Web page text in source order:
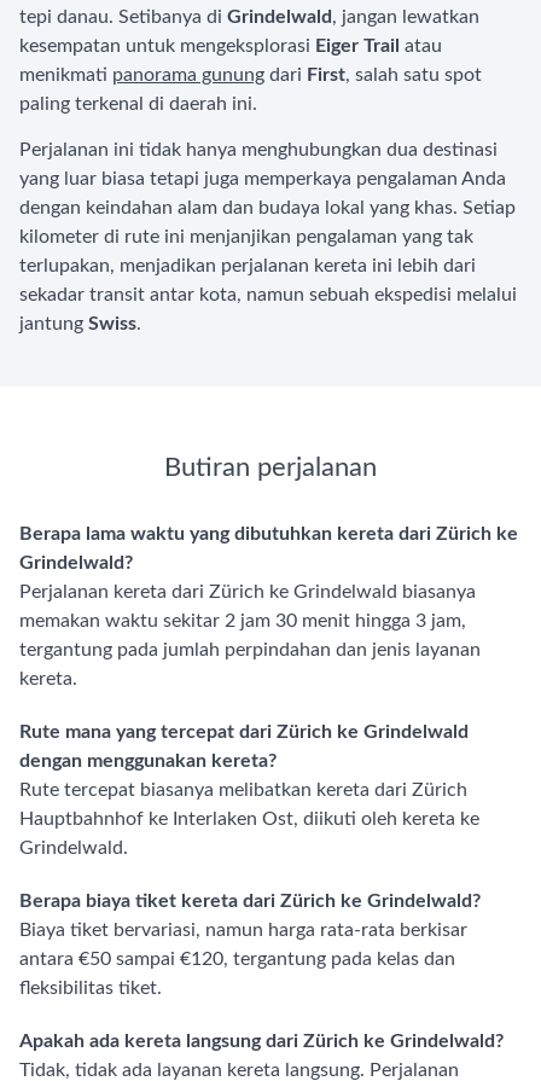
tepi danau. Setibanya di Grindelwald , jangan lewatkan
kesempatan untuk mengeksplorasi Eiger Trail atau
menikmati panorama gunung dari First, salah satu spot
paling terkenal di daerah ini.
Perjalanan ini tidak hanya menghubungkan dua destinasi
yang luar biasa tetapi juga memperkaya pengalaman Anda
dengan keindahan alam dan budaya lokal yang khas. Setiap
kilometer di rute ini menjanjikan pengalaman yang tak
terlupakan, menjadikan perjalanan kereta ini lebih dari
sekadar transit antar kota, namun sebuah ekspedisi melalui
jantung Swiss.
Butiran perjalanan
Berapa lama waktu yang dibutuhkan kereta dari Zürich ke
Grindelwald?
Perjalanan kereta dari Zürich ke Grindelwald biasanya
memakan waktu sekitar 2 jam 30 menit hingga 3 jam,
tergantung pada jumlah perpindahan dan jenis layanan
kereta.
Rute mana yang tercepat dari Zürich ke Grindelwald
dengan menggunakan kereta?
Rute tercepat biasanya melibatkan kereta dari Zürich
Hauptbahnhof ke Interlaken Ost, diikuti oleh kereta ke
Grindelwald.
Berapa biaya tiket kereta dari Zürich ke Grindelwald?
Biaya tiket bervariasi, namun harga rata-rata berkisar
antara €50 sampai €120, tergantung pada kelas dan
fleksibilitas tiket.
Apakah ada kereta langsung dari Zürich ke Grindelwald?
Tidak, tidak ada layanan kereta langsung. Perjalanan